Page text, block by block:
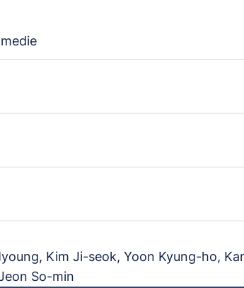
Kim Ji-seok, Yoon Kyung-ho,
So-min